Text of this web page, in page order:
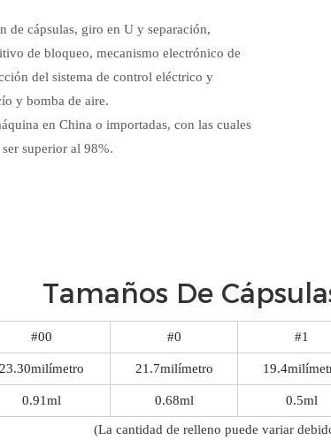
de cápsulas, giro en U y separación,
de bloqueo, mecanismo electrónico de
del sistema de control eléctrico y
y bomba de aire.
en China o importadas, con las cuales
superior al 98%.
Tamaños De
#00 #0 #1
23.30milímetro 21.7milímetro
0.91ml 0.68ml 0.5ml
(La cantidad de relleno puede variar